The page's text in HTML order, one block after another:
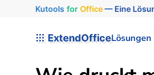
Kutools for Office— Eine
ExtendOfficeLösungen